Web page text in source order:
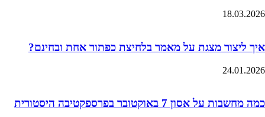
18.03.2026
איך ליצור מצגת על מאמר בלחיצת כפתור אחת ובחינם?
24.01.2026
כמה מחשבות על אסון 7 באוקטובר בפרספקטיבה היסטורית